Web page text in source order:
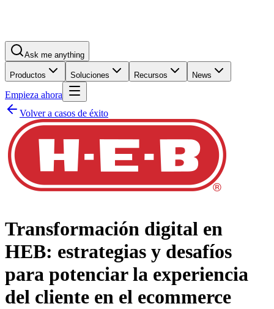
Ask me anything
Productos Soluciones Recursos News
Empieza ahora
Volver a casos de éxito
Transformación digital en
HEB: estrategias y desafíos
para potenciar la experiencia
del cliente en el ecommerce